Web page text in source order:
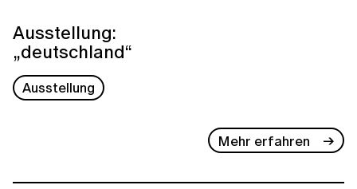
Ausstellung:
„deutschland“
Ausstellung
Mehr erfahren